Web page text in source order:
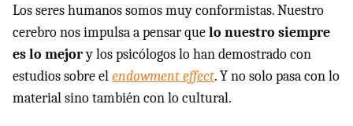
Los seres humanos somos muy conformistas. Nuestro
cerebro nos impulsa a pensar quelo nuestro siempre
es lo mejory los psicólogos lo han demostrado con
estudios sobre elendowment effect. Y no solo pasa con lo
material sino también con lo cultural.